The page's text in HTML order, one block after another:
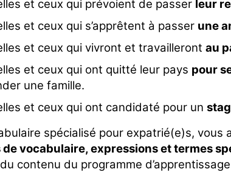
et ceux qui prévoient de passer leur
et ceux qui s’apprêtent à passer une
et ceux qui vivront et travailleront au
et ceux qui ont quitté leur pays pour
une famille.
et ceux qui ont candidaté pour un
spécialisé pour expatrié(e)s, vous
vocabulaire, expressions et termes
du contenu du programme